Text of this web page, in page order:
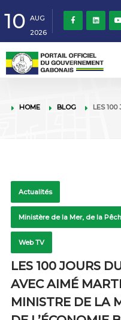
10 AUG
2026
HOME BLOG LES 100
Actualités
Ministère de la Mer, de la
Web TV
LES 100 JOURS
AVEC AIMÉ
MINISTRE DE LA